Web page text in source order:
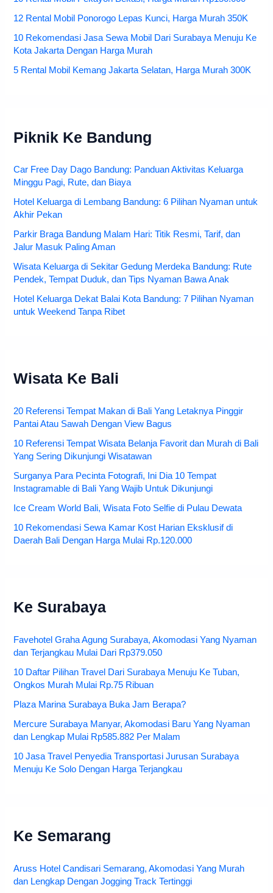
12 Rental Mobil Ponorogo Lepas Kunci, Harga Murah 350K
10 Rekomendasi Jasa Sewa Mobil Dari Surabaya Menuju Ke
Kota Jakarta Dengan Harga Murah
5 Rental Mobil Kemang Jakarta Selatan, Harga Murah 300K
Piknik Ke Bandung
Car Free Day Dago Bandung: Panduan Aktivitas Keluarga
Minggu Pagi, Rute, dan Biaya
Hotel Keluarga di Lembang Bandung: 6 Pilihan Nyaman untuk
Akhir Pekan
Parkir Braga Bandung Malam Hari: Titik Resmi, Tarif, dan
Jalur Masuk Paling Aman
Wisata Keluarga di Sekitar Gedung Merdeka Bandung: Rute
Pendek, Tempat Duduk, dan Tips Nyaman Bawa Anak
Hotel Keluarga Dekat Balai Kota Bandung: 7 Pilihan Nyaman
untuk Weekend Tanpa Ribet
Wisata Ke Bali
20 Referensi Tempat Makan di Bali Yang Letaknya Pinggir
Pantai Atau Sawah Dengan View Bagus
10 Referensi Tempat Wisata Belanja Favorit dan Murah di Bali
Yang Sering Dikunjungi Wisatawan
Surganya Para Pecinta Fotografi, Ini Dia 10 Tempat
Instagramable di Bali Yang Wajib Untuk Dikunjungi
Ice Cream World Bali, Wisata Foto Selfie di Pulau Dewata
10 Rekomendasi Sewa Kamar Kost Harian Eksklusif di
Daerah Bali Dengan Harga Mulai Rp.120.000
Ke Surabaya
Favehotel Graha Agung Surabaya, Akomodasi Yang Nyaman
dan Terjangkau Mulai Dari Rp379.050
10 Daftar Pilihan Travel Dari Surabaya Menuju Ke Tuban,
Ongkos Murah Mulai Rp.75 Ribuan
Plaza Marina Surabaya Buka Jam Berapa?
Mercure Surabaya Manyar, Akomodasi Baru Yang Nyaman
dan Lengkap Mulai Rp585.882 Per Malam
10 Jasa Travel Penyedia Transportasi Jurusan Surabaya
Menuju Ke Solo Dengan Harga Terjangkau
Ke Semarang
Aruss Hotel Candisari Semarang, Akomodasi Yang Murah
dan Lengkap Dengan Jogging Track Tertinggi